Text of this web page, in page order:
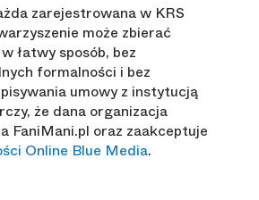
zarejestrowana w KRS
może zbierać
łatwy sposób, bez
formalności i bez
umowy z instytucją
że dana organizacja
FaniMani.pl oraz zaakceptuje
Online Blue Media.